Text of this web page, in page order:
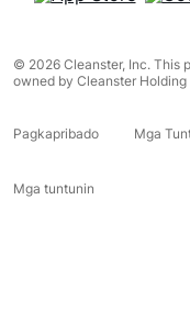
© 2026 Cleanster, Inc. This
owned by Cleanster Holding
Pagkapribado Mga
Mga tuntunin